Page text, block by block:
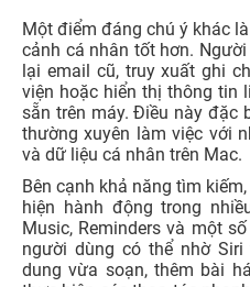
Một điểm đáng chú ý khác
cảnh cá nhân tốt hơn.
lại email cũ, truy xuất ghi
viện hoặc hiển thị thông tin
sẵn trên máy. Điều này đặc
thường xuyên làm việc với
và dữ liệu cá nhân trên Mac.
Bên cạnh khả năng tìm
hiện hành động trong
Music, Reminders và một
người dùng có thể nhờ
dung vừa soạn, thêm bài